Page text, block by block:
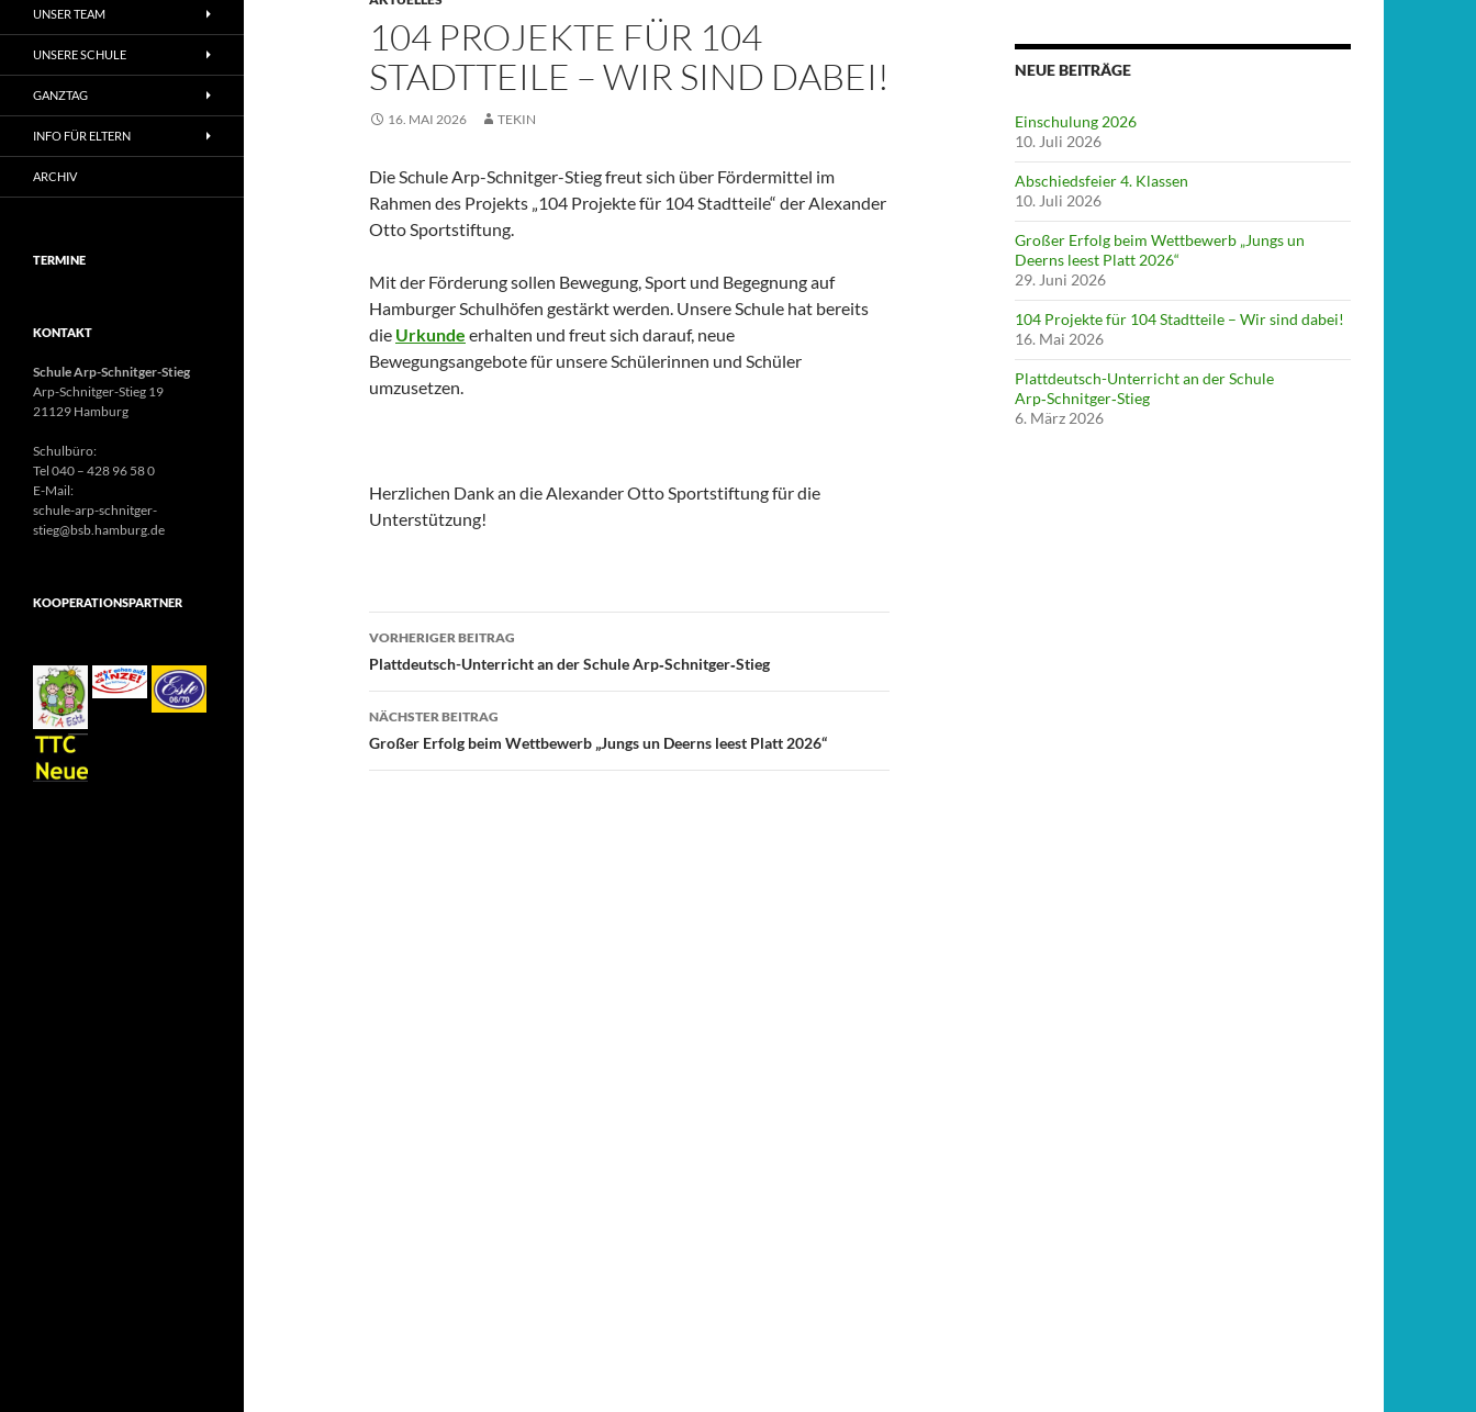
104 PROJEKTE FÜR 104
STADTTEILE – WIR SIND DABEI!
16. MAI 2026 TEKIN
Die Schule Arp-Schnitger-Stieg freut sich über Fördermittel im
Rahmen des Projekts „104 Projekte für 104 Stadtteile“ der Alexander
Otto Sportstiftung.
Mit der Förderung sollen Bewegung, Sport und Begegnung auf
Hamburger Schulhöfen gestärkt werden. Unsere Schule hat bereits
die Urkunde erhalten und freut sich darauf, neue
Bewegungsangebote für unsere Schülerinnen und Schüler
umzusetzen.
Herzlichen Dank an die Alexander Otto Sportstiftung für die
Unterstützung!
Beitragsnavigation
VORHERIGER BEITRAG
Plattdeutsch-Unterricht an der Schule Arp‑Schnitger‑Stieg
NÄCHSTER BEITRAG
Großer Erfolg beim Wettbewerb „Jungs un Deerns leest Platt 2026“
NEUE BEITRÄGE
Einschulung 2026
10. Juli 2026
Abschiedsfeier 4. Klassen
10. Juli 2026
Großer Erfolg beim Wettbewerb „Jungs un
Deerns leest Platt 2026“
29. Juni 2026
104 Projekte für 104 Stadtteile – Wir sind dabei!
16. Mai 2026
Plattdeutsch-Unterricht an der Schule
Arp‑Schnitger‑Stieg
6. März 2026
UNSER TEAM
UNSERE SCHULE
GANZTAG
INFO FÜR ELTERN
ARCHIV
TERMINE
KONTAKT
Schule Arp-Schnitger-Stieg
Arp-Schnitger-Stieg 19
21129 Hamburg
Schulbüro:
Tel 040 – 428 96 58 0
E-Mail:
schule-arp-schnitger-
stieg@bsb.hamburg.de
KOOPERATIONSPARTNER